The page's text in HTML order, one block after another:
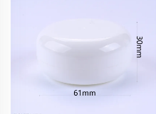
Ur Crème Pour Le Visage, Crè
Me Pour Les Yeux, Masque Po
Ur Les Lèvres, Baume Nettoya
Nt, Masque, Usage Quotidien
Titut De Beauté Ou En Salon.